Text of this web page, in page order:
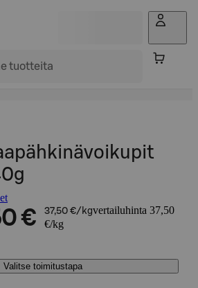
€ 37,50 €/kgvertailuhinta 37,50
€/kg
Valitse toimitustapa